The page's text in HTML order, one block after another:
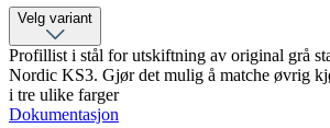
Velg variant
Profillist i stål for utskiftning av original grå
Nordic KS3. Gjør det mulig å matche øvrig
i tre ulike farger
Dokumentasjon